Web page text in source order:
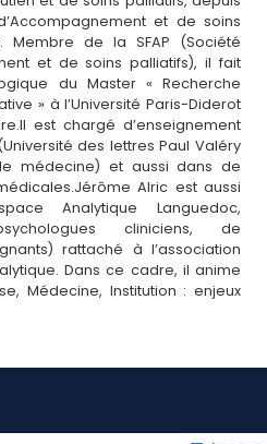
et de soins
Membre de la SFAP (Société
et de soins palliatifs), il fait
du Master « Recherche
» à l’Université Paris-Diderot
est chargé d’enseignement
des lettres Paul Valéry
médecine) et aussi dans de
Alric est aussi
Analytique Languedoc,
cliniciens, de
rattaché à l’association
Dans ce cadre, il anime
Médecine, Institution : enjeux